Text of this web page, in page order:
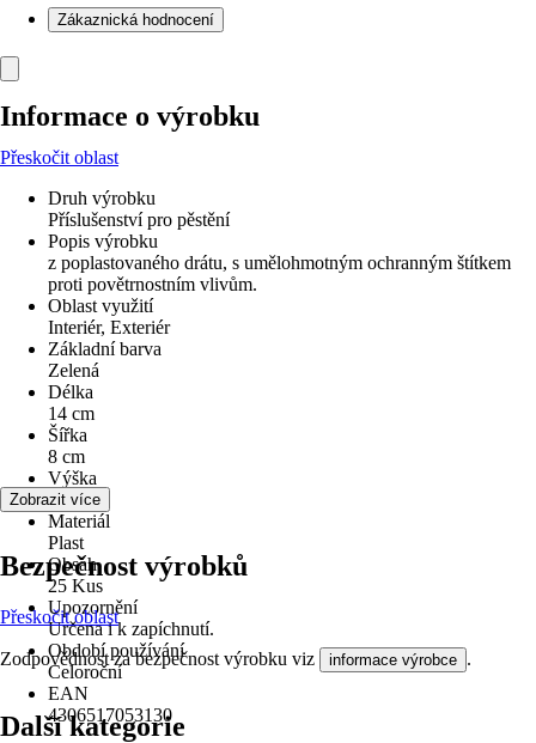
Zákaznická hodnocení
Informace o výrobku
Přeskočit oblast
Druh výrobku
Příslušenství pro pěstění
Popis výrobku
z poplastovaného drátu, s umělohmotným ochranným štítkem
proti povětrnostním vlivům.
Oblast využití
Interiér, Exteriér
Základní barva
Zelená
Délka
14 cm
Šířka
8 cm
Výška
1 cm
Materiál
Plast
Obsah
25 Kus
Upozornění
Určena i k zapíchnutí.
Období používání
Celoroční
EAN
4306517053130
Zobrazit více
Bezpečnost výrobků
Přeskočit oblast
Zodpovědnost za bezpečnost výrobku viz informace výrobce .
Další kategorie